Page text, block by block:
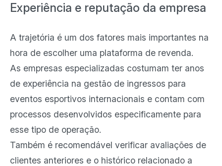
Experiência e reputação da empresa
A trajetória é um dos fatores mais importantes na
hora de escolher uma plataforma de revenda.
As empresas especializadas costumam ter anos
de experiência na gestão de ingressos para
eventos esportivos internacionais e contam com
processos desenvolvidos especificamente para
esse tipo de operação.
Também é recomendável verificar avaliações de
clientes anteriores e o histórico relacionado a